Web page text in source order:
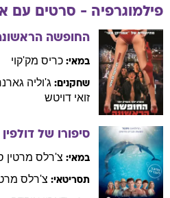
פילמוגרפיה - סרטים עם
החופשה
במאי: כריס מק'קוי
שחקנים: ג'וליה
זואי דויטש
סיפורו של דולפין 2
במאי: צ'רלס מרטין
תסריטאי: צ'רלס